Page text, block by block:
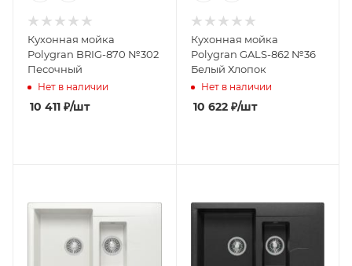
Кухонная мойка
Polygran BRIG-870 №302
Песочный
Нет в наличии
10 411 ₽/шт
Кухонная мойка
Polygran GALS-862 №36
Белый Хлопок
Нет в наличии
10 622₽/шт